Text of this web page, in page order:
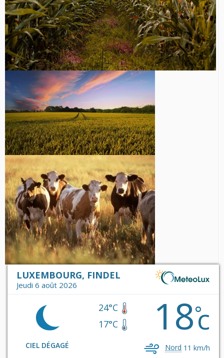
LUXEMBOURG, FINDEL
Jeudi 6 août 2026
CIEL DÉGAGÉ
24°C
17°C
18°c
Nord 11 km/h